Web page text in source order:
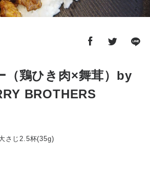
（鶏ひき肉×舞茸）by
BROTHERS
さじ2.5杯(35g)